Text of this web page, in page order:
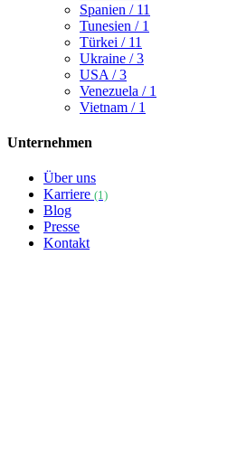
Spanien / 11
Tunesien / 1
Türkei / 11
Ukraine / 3
USA / 3
Venezuela / 1
Vietnam / 1
Unternehmen
Über uns
Karriere (1)
Blog
Presse
Kontakt